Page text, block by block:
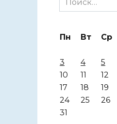
for:
Пн Вт Ср
3
4 5
10
11 12
17
18 19
24
25 26
31